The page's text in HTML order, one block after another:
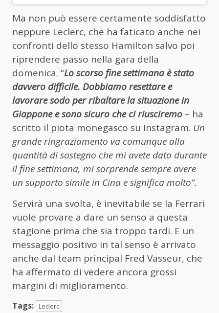
Ma non può essere certamente soddisfatto
neppure Leclerc, che ha faticato anche nei
confronti dello stesso Hamilton salvo poi
riprendere passo nella gara della
domenica. “Lo scorso fine settimana è stato
davvero difficile. Dobbiamo resettare e
lavorare sodoper ribaltare la situazione in
Giappone e sono sicuro che ci riusciremo – ha
scritto il piota monegasco su Instagram. Un
grande ringraziamento va comunque alla
quantità di sostegno che mi avete dato durante
il fine settimana, mi sorprende sempre avere
un supporto simile in Cina e significa molto”.
Servirà una svolta, è inevitabile se la Ferrari
vuole provare a dare un senso a questa
stagione prima che sia troppo tardi. E un
messaggio positivo in tal senso è arrivato
anche dal team principal Fred Vasseur, che
ha affermato di vedere ancora grossi
margini di miglioramento.
Tags: Leclerc